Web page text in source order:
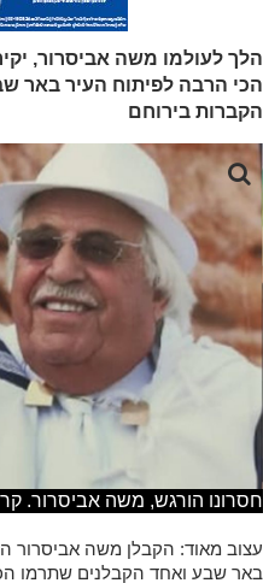
הלך לעולמו משה אביסרור,
הכי הרבה לפיתוח העיר באר
הקברות בירוחם
חסרונו הורגש, משה אביסרור. קרדיט: שימוש
באר שבע ואחד הקבלנים שתרמו